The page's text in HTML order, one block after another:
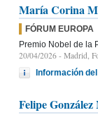
María Corina
FÓRUM EUROPA
Premio Nobel de la
20/04/2026 - Madrid,
Información
Felipe